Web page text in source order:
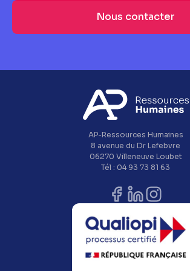
AP-Ressources Humaines
8 avenue du Dr Lefebvre
06270 Villeneuve Loubet
Tél : 04 93 73 81 63